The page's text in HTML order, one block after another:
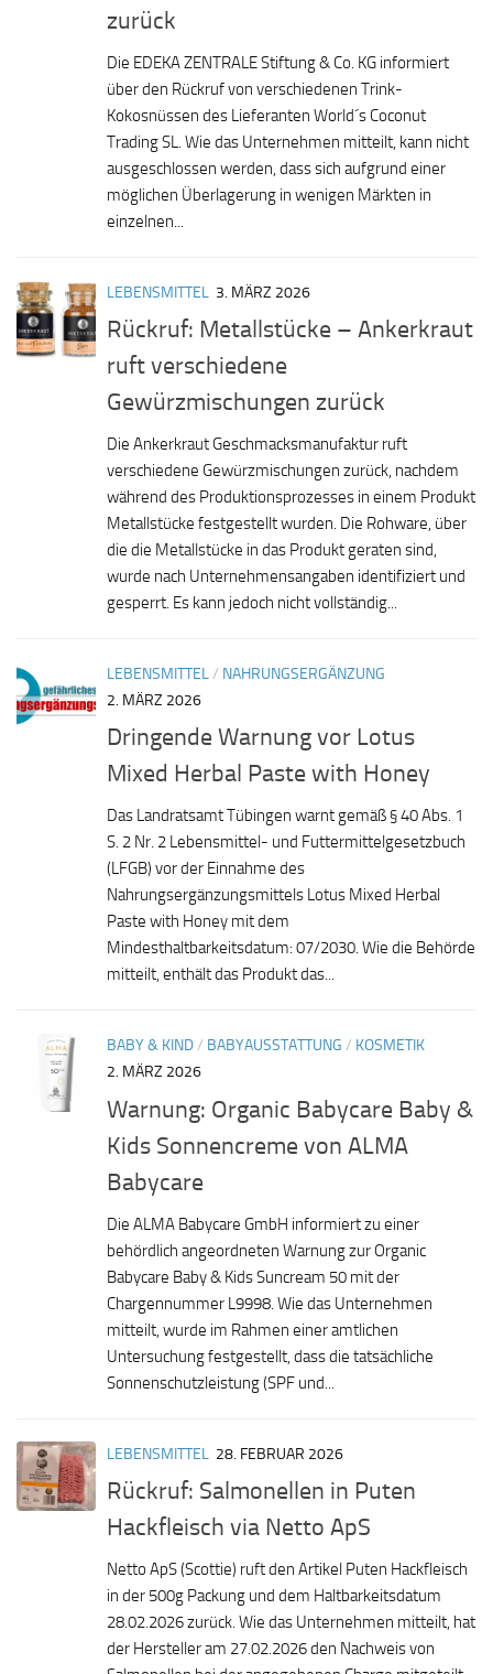
zurück
Die EDEKA ZENTRALE Stiftung & Co. KG informiert
über den Rückruf von verschiedenen Trink-
Kokosnüssen des Lieferanten World´s Coconut
Trading SL. Wie das Unternehmen mitteilt, kann nicht
ausgeschlossen werden, dass sich aufgrund einer
möglichen Überlagerung in wenigen Märkten in
einzelnen...
LEBENSMITTEL 3. MÄRZ 2026
Rückruf: Metallstücke – Ankerkraut
ruft verschiedene
Gewürzmischungen zurück
Die Ankerkraut Geschmacksmanufaktur ruft
verschiedene Gewürzmischungen zurück, nachdem
während des Produktionsprozesses in einem Produkt
Metallstücke festgestellt wurden. Die Rohware, über
die die Metallstücke in das Produkt geraten sind,
wurde nach Unternehmensangaben identifiziert und
gesperrt. Es kann jedoch nicht vollständig...
LEBENSMITTEL/ NAHRUNGSERGÄNZUNG
2. MÄRZ 2026
Dringende Warnung vor Lotus
Mixed Herbal Paste with Honey
Das Landratsamt Tübingen warnt gemäß § 40 Abs. 1
S. 2 Nr. 2 Lebensmittel- und Futtermittelgesetzbuch
(LFGB) vor der Einnahme des
Nahrungsergänzungsmittels Lotus Mixed Herbal
Paste with Honey mit dem
Mindesthaltbarkeitsdatum: 07/2030. Wie die Behörde
mitteilt, enthält das Produkt das...
BABY & KIND/ BABYAUSSTATTUNG / KOSMETIK
2. MÄRZ 2026
Warnung: Organic Babycare Baby &
Kids Sonnencreme von ALMA
Babycare
Die ALMA Babycare GmbH informiert zu einer
behördlich angeordneten Warnung zur Organic
Babycare Baby & Kids Suncream 50 mit der
Chargennummer L9998. Wie das Unternehmen
mitteilt, wurde im Rahmen einer amtlichen
Untersuchung festgestellt, dass die tatsächliche
Sonnenschutzleistung (SPF und...
LEBENSMITTEL 28. FEBRUAR 2026
Rückruf: Salmonellen in Puten
Hackfleisch via Netto ApS
Netto ApS (Scottie) ruft den Artikel Puten Hackfleisch
in der 500g Packung und dem Haltbarkeitsdatum
28.02.2026 zurück. Wie das Unternehmen mitteilt, hat
der Hersteller am 27.02.2026 den Nachweis von